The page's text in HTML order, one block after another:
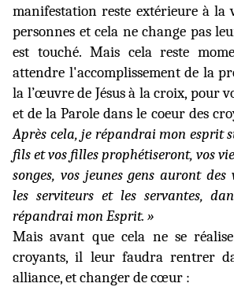
manifestation reste extérieure à la
personnes et cela ne change pas
est touché. Mais cela reste
attendre l'accomplissement de la
la l’œuvre de Jésus à la croix, pour
et de la Parole dans le coeur des
Après cela, je répandrai mon esprit
fils et vos filles prophétiseront, vos
songes, vos jeunes gens auront des
les serviteurs et les servantes,
répandrai mon Esprit. »
Mais avant que cela ne se
croyants, il leur faudra rentrer
alliance, etchanger de cœur :